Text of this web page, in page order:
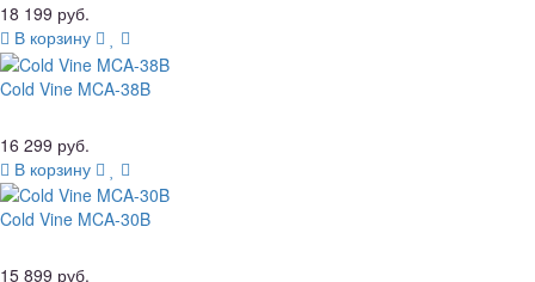
18 199 руб.
В корзину
Cold Vine MCA-38B
16 299 руб.
В корзину
Cold Vine MCA-30B
15 899 руб.